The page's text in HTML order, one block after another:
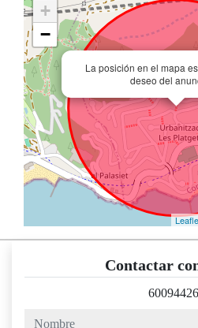
La posición en el mapa
deseo del
+
−
Contactar
nombre